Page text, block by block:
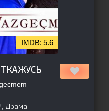
5.6
Драма